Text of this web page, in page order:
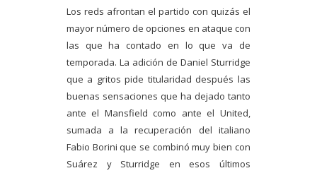
Los reds afrontan el partido con quizás el
mayor número de opciones en ataque con
las que ha contado en lo que va de
temporada. La adición de Daniel Sturridge
que a gritos pide titularidad después las
buenas sensaciones que ha dejado tanto
ante el Mansfield como ante el United,
sumada a la recuperación del italiano
Fabio Borini que se combinó muy bien con
Suárez y Sturridge en esos últimos